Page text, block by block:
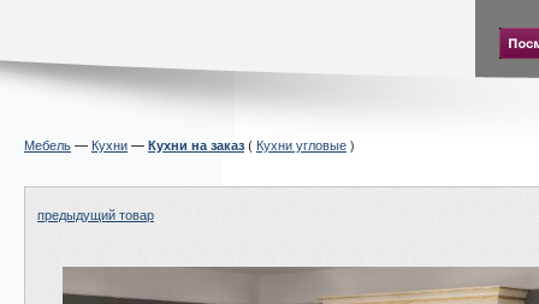
Мебель— Кухни— Кухни на заказ ( Кухни угловые)
предыдущий товар